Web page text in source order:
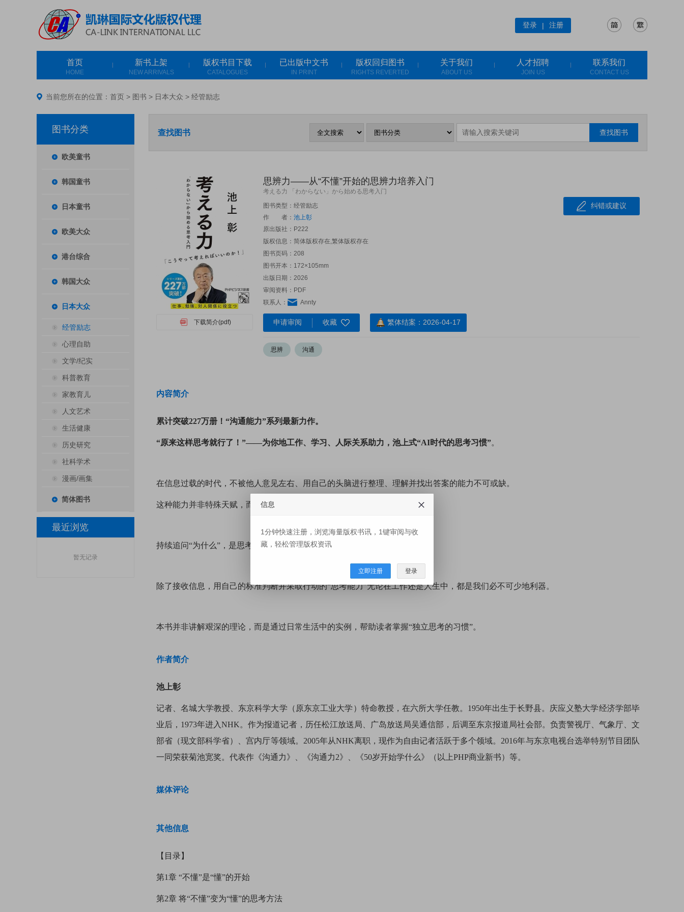
登录 | 注册
首页
HOME
新书上架
NEW ARRIVALS
版权书目下载
CATALOGUES
已出版中文书
IN PRINT
版权回归图书
RIGHTS REVERTED
关于我们
ABOUT US
人才招聘
JOIN US
联系我们
CONTACT US
当前您所在的位置： 首页 > 图书 > 日本大众 > 经管励志
图书分类
欧美童书
韩国童书
日本童书
欧美大众
港台综合
韩国大众
日本大众
经管励志
心理自助
文学/纪实
科普教育
家教育儿
人文艺术
生活健康
历史研究
社科学术
漫画/画集
简体图书
最近浏览
暂无记录
查找图书 查找图书
纠错或建议
下载简介(pdf)
思辨力——从“不懂”开始的思辨力培养入门
考える力 「わからない」から始める思考入门
图书类型：经管励志
作 者： 池上彰
原出版社： P222
版权信息：简体版权存在,繁体版权存在
图书页码：208
图书开本：172×105mm
出版日期：2026
审阅资料：PDF
联系人：
Annty
申请审阅 收藏 繁体结案：2026-04-17
思辨 沟通
内容简介
累计突破227万册！“沟通能力”系列最新力作。
“原来这样思考就行了！”——为你地工作、学习、人际关系助力，池上式“AI时代的思考习惯”。
在信息过载的时代，不被他人意见左右、用自己的头脑进行整理、理解并找出答案的能力不可或缺。
这种能力并非特殊天赋，而是源于直面“不懂”的态度。
持续追问“为什么”，是思考的起点，它能深化知识、丰富人生。
除了接收信息，用自己的标准判断并采取行动的“思考能力”无论在工作还是人生中，都是我们必不可少地利器。
本书并非讲解艰深的理论，而是通过日常生活中的实例，帮助读者掌握“独立思考的习惯”。
作者简介
池上彰
记者、名城大学教授、东京科学大学（原东京工业大学）特命教授，在六所大学任教。1950年出生于长野县。庆应义塾大学经济学部毕
业后，1973年进入NHK。作为报道记者，历任松江放送局、广岛放送局吴通信部，后调至东京报道局社会部。负责警视厅、气象厅、文
部省（现文部科学省）、宫内厅等领域。2005年从NHK离职，现作为自由记者活跃于多个领域。2016年与东京电视台选举特别节目团队
一同荣获菊池宽奖。代表作《沟通力》、《沟通力2》、《50岁开始学什么》（以上PHP商业新书）等。
媒体评论
其他信息
【目录】
第1章 “不懂”是“懂”的开始
第2章 将“不懂”变为“懂”的思考方法
信息
1分钟快速注册，浏览海量版权书讯，1键审阅与收
藏，轻松管理版权资讯
立即注册 登录